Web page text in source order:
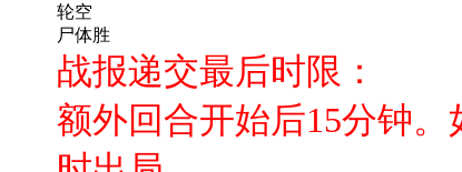
轮空
尸体胜
战报递交最后时限：
额外回合开始后15分钟